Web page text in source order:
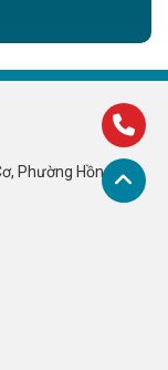
Phường Hồng Hà,